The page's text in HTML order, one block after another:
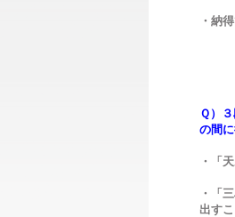
・納
Ｑ）
の間
・「
・「
出す